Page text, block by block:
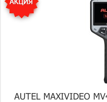
AUTEL MAXIVIDEO